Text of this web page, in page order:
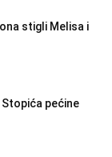
stigli Melisa i
pećine